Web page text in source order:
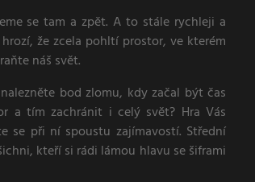
se tam a zpět. A to stále rychleji a
že zcela pohltí prostor, ve kterém
náš svět.
bod zlomu, kdy začal být čas
a tím zachránit i celý svět? Hra Vás
se při ní spoustu zajímavostí. Střední
kteří si rádi lámou hlavu se šiframi